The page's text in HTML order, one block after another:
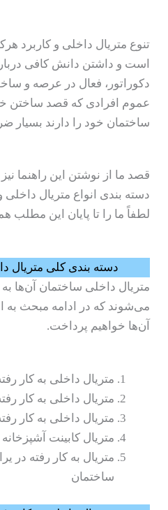
تنوع متریال داخلی و کاربرد
است و داشتن دانش کافی
دکوراتور، فعال در عرصه و
عموم افرادی که قصد ساختن
ساختمان خود را دارند بسیار
قصد ما از نوشتن این راهنما
دسته بندی انواع متریال
لطفاً ما را تا پایان این مطلب
دسته بندی کلی متریال
متریال داخلی ساختمان آن‌ها
می‌شوند که در ادامه مبحث به
آن‌ها خواهیم پرداخت.
متریال داخلی به کار
متریال داخلی به کار
متریال داخلی به کار
متریال کابینت
متریال به کار رفته در
ساختمان